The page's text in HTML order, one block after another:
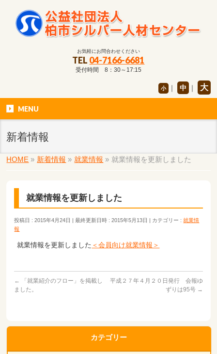
お気軽にお問合わせください
TEL 04-7166-6681
受付時間 8：30～17:15
小 ｜ 中 ｜ 大
MENU
新着情報
HOME » 新着情報 » 就業情報 » 就業情報を更新しました
就業情報を更新しました
投稿日 : 2015年4月24日 最終更新日時 : 2015年5月13日 カテゴリー :就業情
報
就業情報を更新しました ＜会員向け就業情報＞
←
「就業紹介のフロー」を掲載し
ました。
平成２７年４月２０日発行 会報ゆ
ずりは95号 →
カテゴリー